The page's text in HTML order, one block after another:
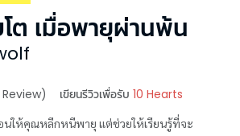
โต เมื่อพายุผ่านพ้น
Review) เขียนรีวิวเพื่อรับ 10 Hearts
นให้คุณหลีกหนีพายุ แต่ช่วยให้เรียนรู้ที่จะ